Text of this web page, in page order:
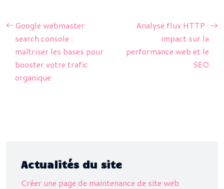
Google webmaster
search console :
maîtriser les bases pour
booster votre trafic
organique
Analyse flux HTTP :
impact sur la
performance web et le
SEO
Actualités du site
Créer une page de maintenance de site web